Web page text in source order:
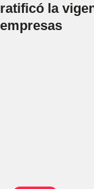
ratificó la
empresas